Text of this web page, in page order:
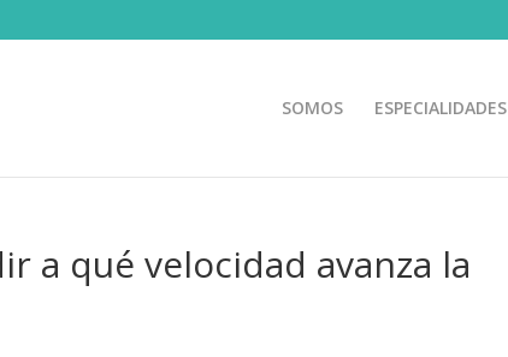
SOMOS ESPECIALIDADES
a qué velocidad avanza la